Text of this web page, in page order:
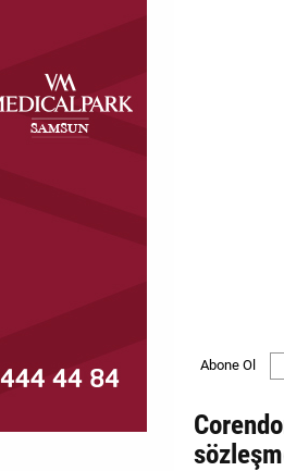
DÜNYA
MAGAZİN
Künye
İletişim